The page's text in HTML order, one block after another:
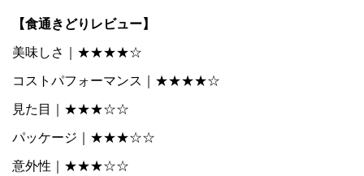
【食通きどりレビュー】
美味しさ｜★★★★☆
コストパフォーマンス｜★★★★☆
見た目｜★★★☆☆
パッケージ｜★★★☆☆
意外性｜★★★☆☆